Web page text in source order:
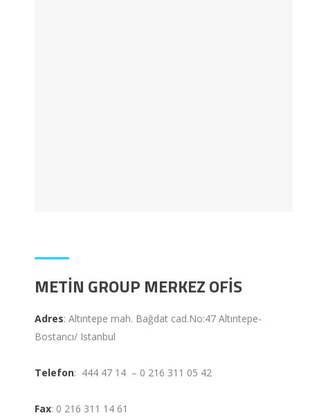
METIN GROUP MERKEZ OFIS
Adres: Altıntepe mah. Bağdat cad.No:47 Altıntepe-
Bostancı/ Istanbul
Telefon: 444 47 14 – 0 216 311 05 42
Fax: 0 216 311 14 61